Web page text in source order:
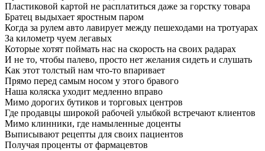
Пластиковой картой не расплатиться даже за горстку товара
Братец выдыхает яростным паром
Когда за рулем авто лавирует между пешеходами на тротуарах
За километр чуем легавых
Которые хотят поймать нас на скорость на своих радарах
И не то, чтобы палево, просто нет желания сидеть и слушать
Как этот толстый нам что-то впаривает
Прямо перед самым носом у этого бравого
Наша коляска уходит медленно вправо
Мимо дорогих бутиков и торговых центров
Где продавцы широкой рабочей улыбкой встречают клиентов
Мимо клинники, где намыленные доценты
Выписывают рецепты для своих пациентов
Получая проценты от фармацевтов